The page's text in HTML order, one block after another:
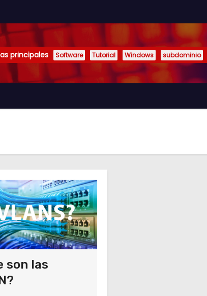
principales Software Tutorial Windows subdominio
son las